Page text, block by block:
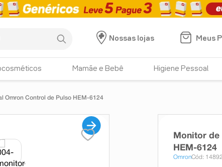
Nossas lojas
Meus
Mamãe e Bebê Higiene Pessoal
Omron Control de Pulso HEM-6124
Monitor de
HEM-6124
OmronCód: 14892